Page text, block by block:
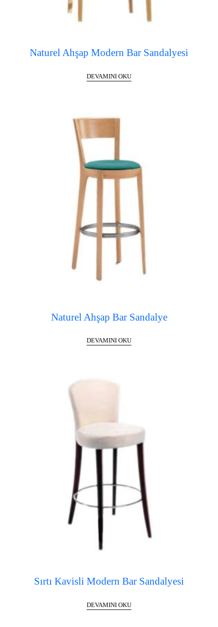
Naturel Ahşap Modern Bar Sandalyesi
DEVAMINI OKU
Naturel Ahşap Bar Sandalye
DEVAMINI OKU
Sırtı Kavisli Modern Bar Sandalyesi
DEVAMINI OKU